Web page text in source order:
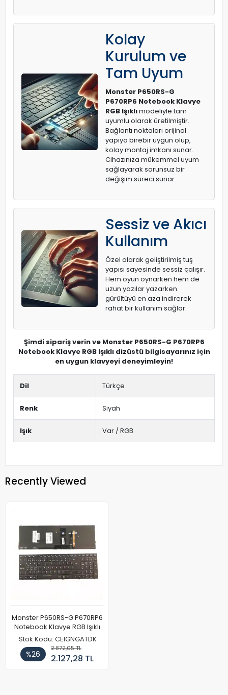
Kolay
Kurulum ve
Tam Uyum
Monster P650RS-G
P670RP6 Notebook Klavye
RGB Işıklımodeliyle tam
uyumlu olarak üretilmiştir.
Bağlantı noktaları orijinal
yapıya birebir uygun olup,
kolay montaj imkanı sunar.
Cihazınıza mükemmel uyum
sağlayarak sorunsuz bir
değişim süreci sunar.
Sessiz ve Akıcı
Kullanım
Özel olarak geliştirilmiş tuş
yapısı sayesinde sessiz çalışır.
Hem oyun oynarken hem de
uzun yazılar yazarken
gürültüyü en aza indirerek
rahat bir kullanım sağlar.
Şimdi sipariş verin ve Monster P650RS-G P670RP6
Notebook Klavye RGB Işıklı dizüstü bilgisayarınız için
en uygun klavyeyi deneyimleyin!
Dil Türkçe
Renk Siyah
Işık Var / RGB
Recently Viewed
Monster P650RS-G P670RP6
Notebook Klavye RGB Işıklı
Stok Kodu: CEIGNGATDK
%26
2.872,05 TL
2.127,28 TL